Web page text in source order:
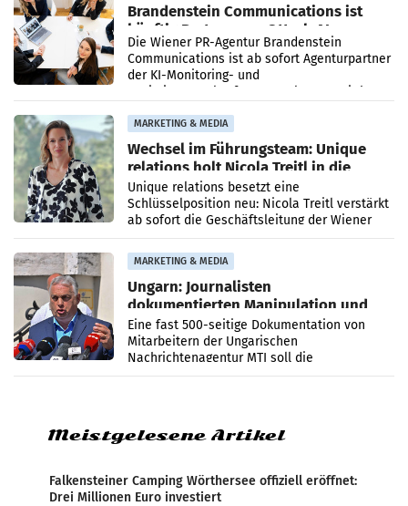
Brandenstein Communications ist
künftig Partner von OtterlyAI
Die Wiener PR-Agentur Brandenstein
Communications ist ab sofort Agenturpartner
der KI-Monitoring- und
Optimierungsplattform OtterlyAI. Damit baut
MARKETING & MEDIA
Wechsel im Führungsteam: Unique
relations holt Nicola Treitl in die
Geschäftsleitung
Unique relations besetzt eine
Schlüsselposition neu: Nicola Treitl verstärkt
ab sofort die Geschäftsleitung der Wiener
PR-Agentur an der Seite von Josef Kalina und
Anna Kalina-Mahr.
MARKETING & MEDIA
Ungarn: Journalisten
dokumentierten Manipulation und
Zensur
Eine fast 500-seitige Dokumentation von
Mitarbeitern der Ungarischen
Nachrichtenagentur MTI soll die
systematische Nachrichten-Manipulation und
Meistgelesene Artikel
Falkensteiner Camping Wörthersee offiziell eröffnet:
Drei Millionen Euro investiert